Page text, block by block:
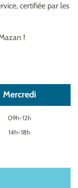
certifiée par les
!
Mercredi
09h-12h
14h-18h